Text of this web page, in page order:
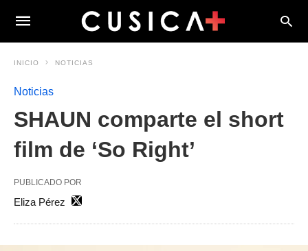
INICIO NOTICIAS
Noticias
SHAUN comparte el short
film de ‘So Right’
PUBLICADO POR
Eliza Pérez